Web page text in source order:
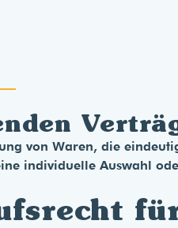
von Waren, die
individuelle Auswahl